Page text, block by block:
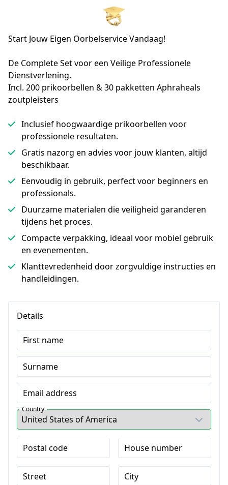
Start Jouw Eigen Oorbelservice Vandaag!
De Complete Set voor een Veilige Professionele
Dienstverlening.
Incl. 200 prikoorbellen & 30 pakketten Aphraheals
zoutpleisters
Inclusief hoogwaardige prikoorbellen voor
professionele resultaten.
Gratis nazorg en advies voor jouw klanten, altijd
beschikbaar.
Eenvoudig in gebruik, perfect voor beginners en
professionals.
Duurzame materialen die veiligheid garanderen
tijdens het proces.
Compacte verpakking, ideaal voor mobiel gebruik
en evenementen.
Klanttevredenheid door zorgvuldige instructies en
handleidingen.
Details
First name
Surname
Email address
Country
Postal code House number
Street City